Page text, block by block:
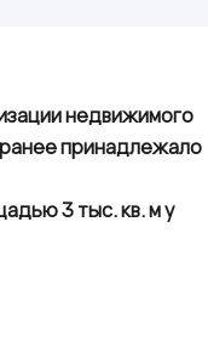
недвижимого
принадлежало
3 тыс. кв. м у